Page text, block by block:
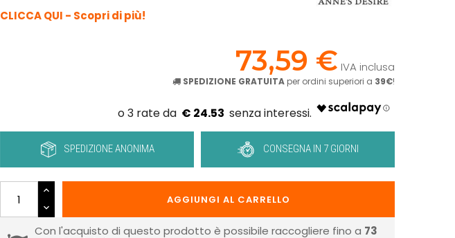
CLICCA QUI - Scopri di più!
73,59 € IVA inclusa
SPEDIZIONE GRATUITA per ordini superiori a 39€!
€ 24.53
SPEDIZIONE ANONIMA CONSEGNA IN 7 GIORNI
AGGIUNGI AL CARRELLO
Con l'acquisto di questo prodotto è possibile raccogliere fino a 73